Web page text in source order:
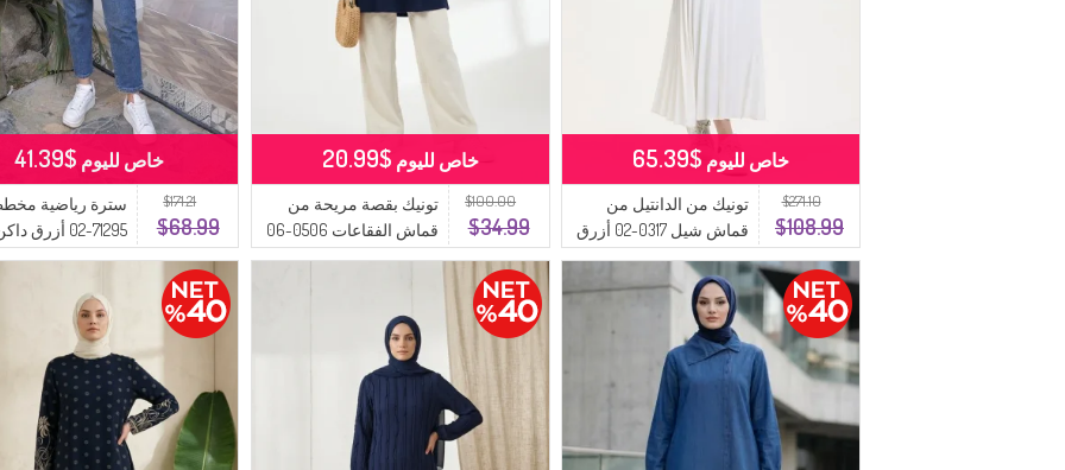
$271.10
$108.99
تونيك من الدانتيل من
قماش شيل 0317-02 أزرق
داكن
خاص لليوم $65.39
$100.00
$34.99
تونيك بقصة مريحة من
قماش الفقاعات 0506-06
أزرق داكن
خاص لليوم $20.99
$171.21
$68.99
سترة رياضية
71295-02 أزرق داكن
خاص لليوم $41.39